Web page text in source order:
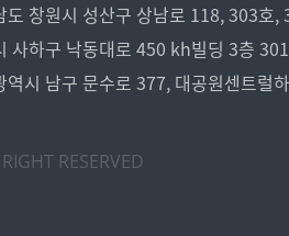
도 창원시 성산구 상남로 118, 303호
사하구 낙동대로 450 kh빌딩 3층
역시 남구 문수로 377, 대공원센트럴
RESERVED